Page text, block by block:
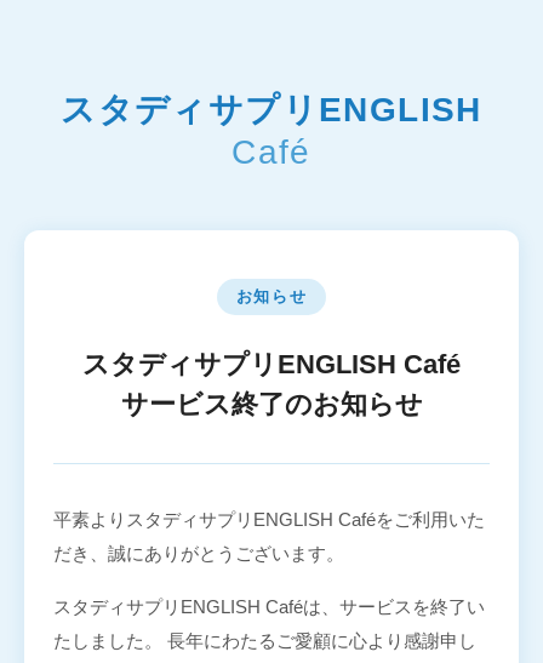
スタディサプリENGLISH
Café
お知らせ
スタディサプリENGLISH Café
サービス終了のお知らせ
平素よりスタディサプリENGLISH Caféをご利用いた
だき、誠にありがとうございます。
スタディサプリENGLISH Caféは、サービスを終了い
たしました。 長年にわたるご愛顧に心より感謝申し